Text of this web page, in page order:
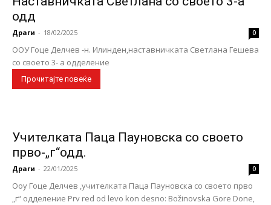
одд
Драги - 18/02/2025 0
ООУ Гоце Делчев -н. Илинден,наставничката Светлана Гешева
со своето 3- а одделение
Прочитајте повеќе
Учителката Паца Пауновска со своето
прво-„г“одд.
Драги - 22/01/2025 0
Ооу Гоце Делчев ,учителката Паца Пауновска со своето прво
„г“ одделение Prv red od levo kon desno: Božinovska Gore Done,